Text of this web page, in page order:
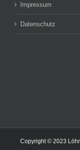
Impressum
Datenschutz
Copyright © 2023